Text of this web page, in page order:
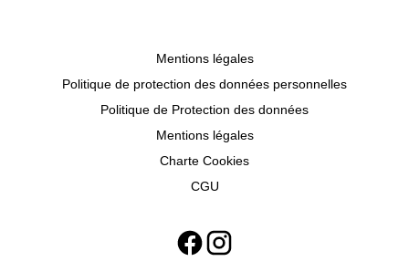
Mentions légales
Politique de protection des données personnelles
Politique de Protection des données
Mentions légales
Charte Cookies
CGU